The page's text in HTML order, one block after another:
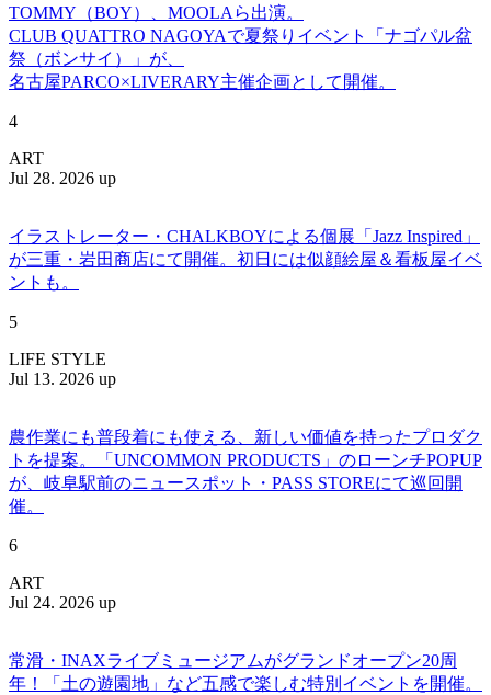
TOMMY（BOY）、MOOLAら出演。
CLUB QUATTRO NAGOYAで夏祭りイベント「ナゴパル盆
祭（ボンサイ）」が、
名古屋PARCO×LIVERARY主催企画として開催。
4
ART
Jul 28. 2026 up
イラストレーター・CHALKBOYによる個展「Jazz Inspired」
が三重・岩田商店にて開催。初日には似顔絵屋＆看板屋イベ
ントも。
5
LIFE STYLE
Jul 13. 2026 up
農作業にも普段着にも使える、新しい価値を持ったプロダク
トを提案。「UNCOMMON PRODUCTS」のローンチPOPUP
が、岐阜駅前のニュースポット・PASS STOREにて巡回開
催。
6
ART
Jul 24. 2026 up
常滑・INAXライブミュージアムがグランドオープン20周
年！「土の遊園地」など五感で楽しむ特別イベントを開催。